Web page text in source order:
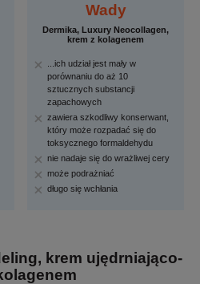
Wady
Dermika, Luxury Neocollagen,
krem z kolagenem
...ich udział jest mały w
porównaniu do aż 10
sztucznych substancji
zapachowych
zawiera szkodliwy konserwant,
który może rozpadać się do
toksycznego formaldehydu
nie nadaje się do wrażliwej cery
może podrażniać
długo się wchłania
krem ujędrniająco-